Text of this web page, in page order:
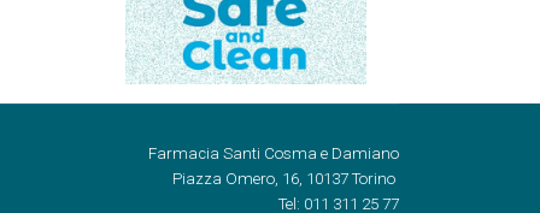
Farmacia Santi Cosma e Damiano
Piazza Omero, 16, 10137 Torino
Tel: 011 311 25 77